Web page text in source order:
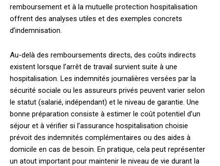
remboursement et à la mutuelle protection hospitalisation
offrent des analyses utiles et des exemples concrets
d’indemnisation.
Au-delà des remboursements directs, des coûts indirects
existent lorsque l’arrêt de travail survient suite à une
hospitalisation. Les indemnités journalières versées par la
sécurité sociale ou les assureurs privés peuvent varier selon
le statut (salarié, indépendant) et le niveau de garantie. Une
bonne préparation consiste à estimer le coût potentiel d’un
séjour et à vérifier si l’assurance hospitalisation choisie
prévoit des indemnités complémentaires ou des aides à
domicile en cas de besoin. En pratique, cela peut représenter
un atout important pour maintenir le niveau de vie durant la